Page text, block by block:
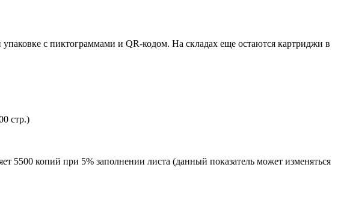
с пиктограммами и QR-кодом. На складах еще остаются картриджи в
стр.)
копий при 5% заполнении листа (данный показатель может изменяться